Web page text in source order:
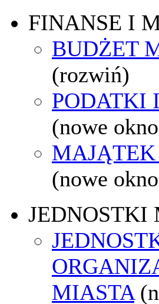
FINANSE I
BUDŻET
(rozwiń)
PODATKI
(nowe
(nowe
JEDNOSTKI
MIASTA